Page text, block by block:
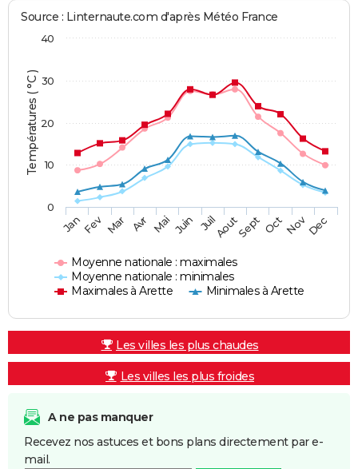
Températures ( °C )
Source : Linternaute.com d'après Météo France
Moyenne nationale : maximales
Moyenne nationale : minimales
Maximales à Arette
Minimales à Arette
JanFev Mar Avr Mai Juin JuilAoutSept OctNovDec
0
10
20
30
40
Les villes les plus chaudes
Les villes les plus froides
A ne pas manquer
Recevez nos astuces et bons plans directement par e-
mail.